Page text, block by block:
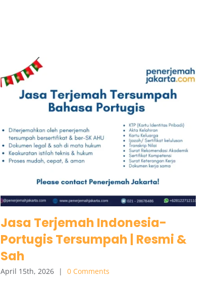
Jasa Terjemah Indonesia-
Portugis Tersumpah | Resmi &
Sah
April 15th, 2026 | 0 Comments